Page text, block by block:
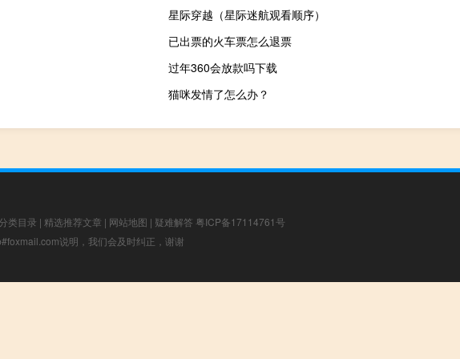
星际穿越（星际迷航观看顺序）
已出票的火车票怎么退票
过年360会放款吗下载
猫咪发情了怎么办？
类目录 | 精选推荐文章 | 网站地图 | 疑难解答 粤ICP备17114761号
说明，我们会及时纠正，谢谢